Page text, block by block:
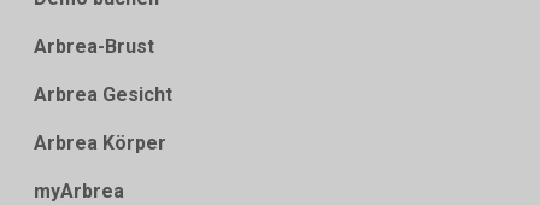
Arbrea-Brust
Arbrea Gesicht
Arbrea Körper
myArbrea